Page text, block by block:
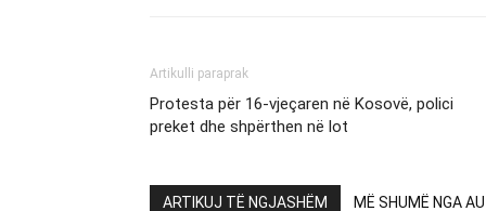
Artikulli paraprak
Protesta për 16-vjeçaren në Kosovë, polici
preket dhe shpërthen në lot
ARTIKUJ TË NGJASHËM MË SHUMË NGA